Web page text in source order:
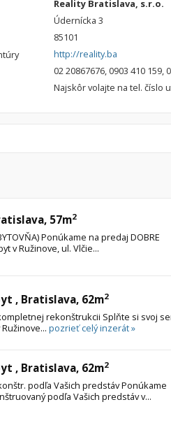
Uložiť
Reality Bratislava, s.r.o.
Údernícka 3
85101
http://reality.ba
02 20867676, 0903 410 159,
Najskôr volajte na tel. číslo
57m2
Ponúkame na predaj DOBRE
v Ružinove, ul. Vlčie...
, Bratislava, 62m2
rekonštrukcii Splňte si svoj
pozrieť celý inzerát »
, Bratislava, 62m2
podľa Vašich predstáv Ponúkame
podľa Vašich predstáv v...